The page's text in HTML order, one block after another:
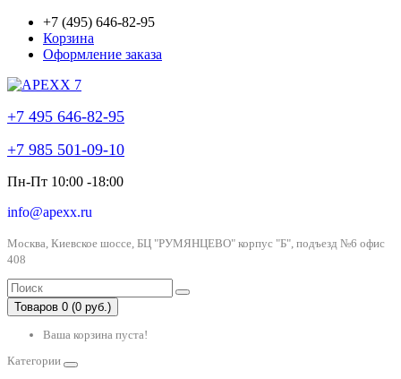
+7 (495) 646-82-95
Корзина
Оформление заказа
+7 495 646-82-95
+7 985 501-09-10
Пн-Пт 10:00 -18:00
info@apexx.ru
Москва, Киевское шоссе, БЦ "РУМЯНЦЕВО" корпус "Б", подъезд №6 офис
408
Товаров 0 (0 руб.)
Ваша корзина пуста!
Категории